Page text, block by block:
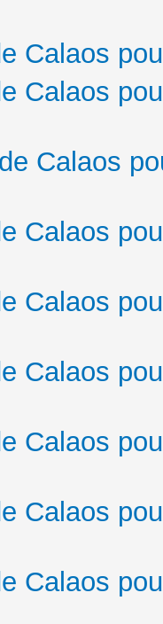
Calaos
Calaos
Calaos
Calaos
Calaos
Calaos
Calaos
Calaos
Calaos